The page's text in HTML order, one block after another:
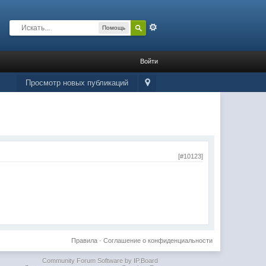
Помощь
Войти
Просмотр новых публикаций
[#10123]
Соглашение о конфиденциальности
Правила·
Community Forum Software by IP.Board